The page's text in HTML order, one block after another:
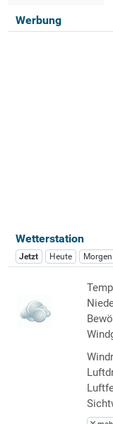
Werbung
Wetterstation
Jetzt Heute Morgen